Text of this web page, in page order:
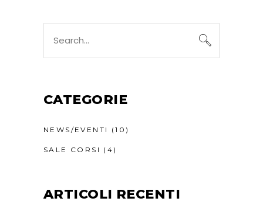
for:
CATEGORIE
NEWS/EVENTI (10)
SALE CORSI (4)
ARTICOLI RECENTI